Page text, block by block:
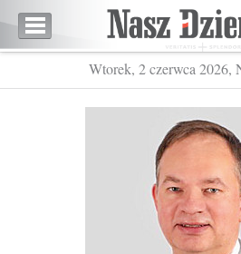
Wtorek, 2 czerwca 2026,